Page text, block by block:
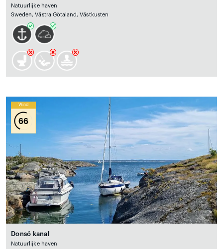
Natuurlijke haven
Sweden, Västra Götaland, Västkusten
Wind
66
Donsö kanal
Natuurlijke haven